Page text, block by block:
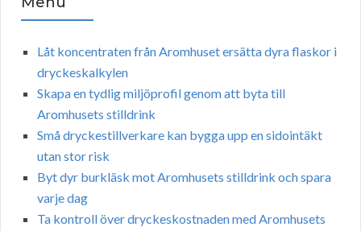
Låt koncentraten från Aromhuset ersätta dyra flaskor i
dryckeskalkylen
Skapa en tydlig miljöprofil genom att byta till
Aromhusets stilldrink
Små dryckestillverkare kan bygga upp en sidointäkt
utan stor risk
Byt dyr burkläsk mot Aromhusets stilldrink och spara
varje dag
Ta kontroll över dryckeskostnaden med Aromhusets